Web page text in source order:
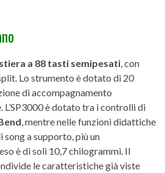
a 88 tasti semipesati , con
Lo strumento è dotato di 20
di accompagnamento
è dotato tra i controlli di
, mentre nelle funzioni didattiche
song a supporto, più un
è di soli 10,7 chilogrammi. Il
le caratteristiche già viste